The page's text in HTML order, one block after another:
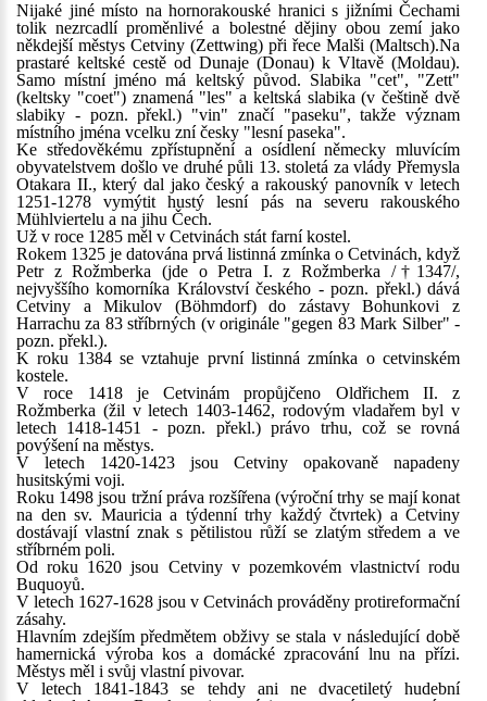
Nijaké jiné místo na hornorakouské hranici s jižními Čechami
tolik nezrcadlí proměnlivé a bolestné dějiny obou zemí jako
někdejší městys Cetviny (Zettwing) při řece Malši (Maltsch).Na
prastaré keltské cestě od Dunaje (Donau) k Vltavě (Moldau).
Samo místní jméno má keltský původ. Slabika "cet", "Zett"
(keltsky "coet") znamená "les" a keltská slabika (v češtině dvě
slabiky - pozn. překl.) "vin" značí "paseku", takže význam
místního jména vcelku zní česky "lesní paseka".
Ke středověkému zpřístupnění a osídlení německy mluvícím
obyvatelstvem došlo ve druhé půli 13. stoletá za vlády Přemysla
Otakara II., který dal jako český a rakouský panovník v letech
1251-1278 vymýtit hustý lesní pás na severu rakouského
Mühlviertelu a na jihu Čech.
Už v roce 1285 měl v Cetvinách stát farní kostel.
Rokem 1325 je datována prvá listinná zmínka o Cetvinách, když
Petr z Rožmberka (jde o Petra I. z Rožmberka /†1347/,
nejvyššího komorníka Království českého - pozn. překl.) dává
Cetviny a Mikulov (Böhmdorf) do zástavy Bohunkovi z
Harrachu za 83 stříbrných (v originále "gegen 83 Mark Silber" -
pozn. překl.).
K roku 1384 se vztahuje první listinná zmínka o cetvinském
kostele.
V roce 1418 je Cetvinám propůjčeno Oldřichem II. z
Rožmberka (žil v letech 1403-1462, rodovým vladařem byl v
letech 1418-1451 - pozn. překl.) právo trhu, což se rovná
povýšení na městys.
V letech 1420-1423 jsou Cetviny opakovaně napadeny
husitskými voji.
Roku 1498 jsou tržní práva rozšířena (výroční trhy se mají konat
na den sv. Mauricia a týdenní trhy každý čtvrtek) a Cetviny
dostávají vlastní znak s pětilistou růží se zlatým středem a ve
stříbrném poli.
Od roku 1620 jsou Cetviny v pozemkovém vlastnictví rodu
Buquoyů.
V letech 1627-1628 jsou v Cetvinách prováděny protireformační
zásahy.
Hlavním zdejším předmětem obživy se stala v následující době
hamernická výroba kos a domácké zpracování lnu na přízi.
Městys měl i svůj vlastní pivovar.
V letech 1841-1843 se tehdy ani ne dvacetiletý hudební